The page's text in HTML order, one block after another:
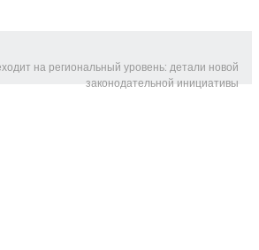
на региональный уровень: детали новой
законодательной инициативы